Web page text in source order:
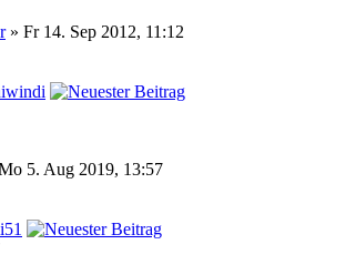
» Fr 14. Sep 2012, 11:12
5. Aug 2019, 13:57